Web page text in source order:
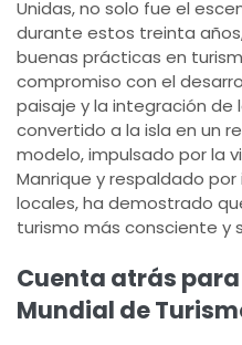
Unidas, no solo fue el
durante estos treinta
buenas prácticas en
compromiso con el
paisaje y la integración de
convertido a la isla en un
modelo, impulsado por la
Manrique y respaldado
locales, ha demostrado
turismo más consciente y
Cuenta atrás
Mundial de